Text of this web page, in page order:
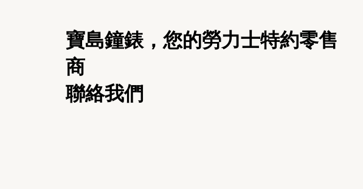
寶島鐘錶，您的勞力士特約零售
商
聯絡我們